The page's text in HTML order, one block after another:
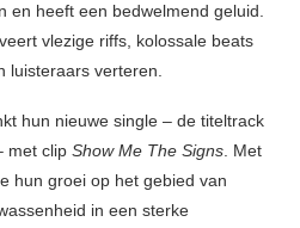
en heeft een bedwelmend geluid.
vlezige riffs, kolossale beats
luisteraars verteren.
hun nieuwe single – de titeltrack
met clip Show Me The Signs. Met
hun groei op het gebied van
in een sterke